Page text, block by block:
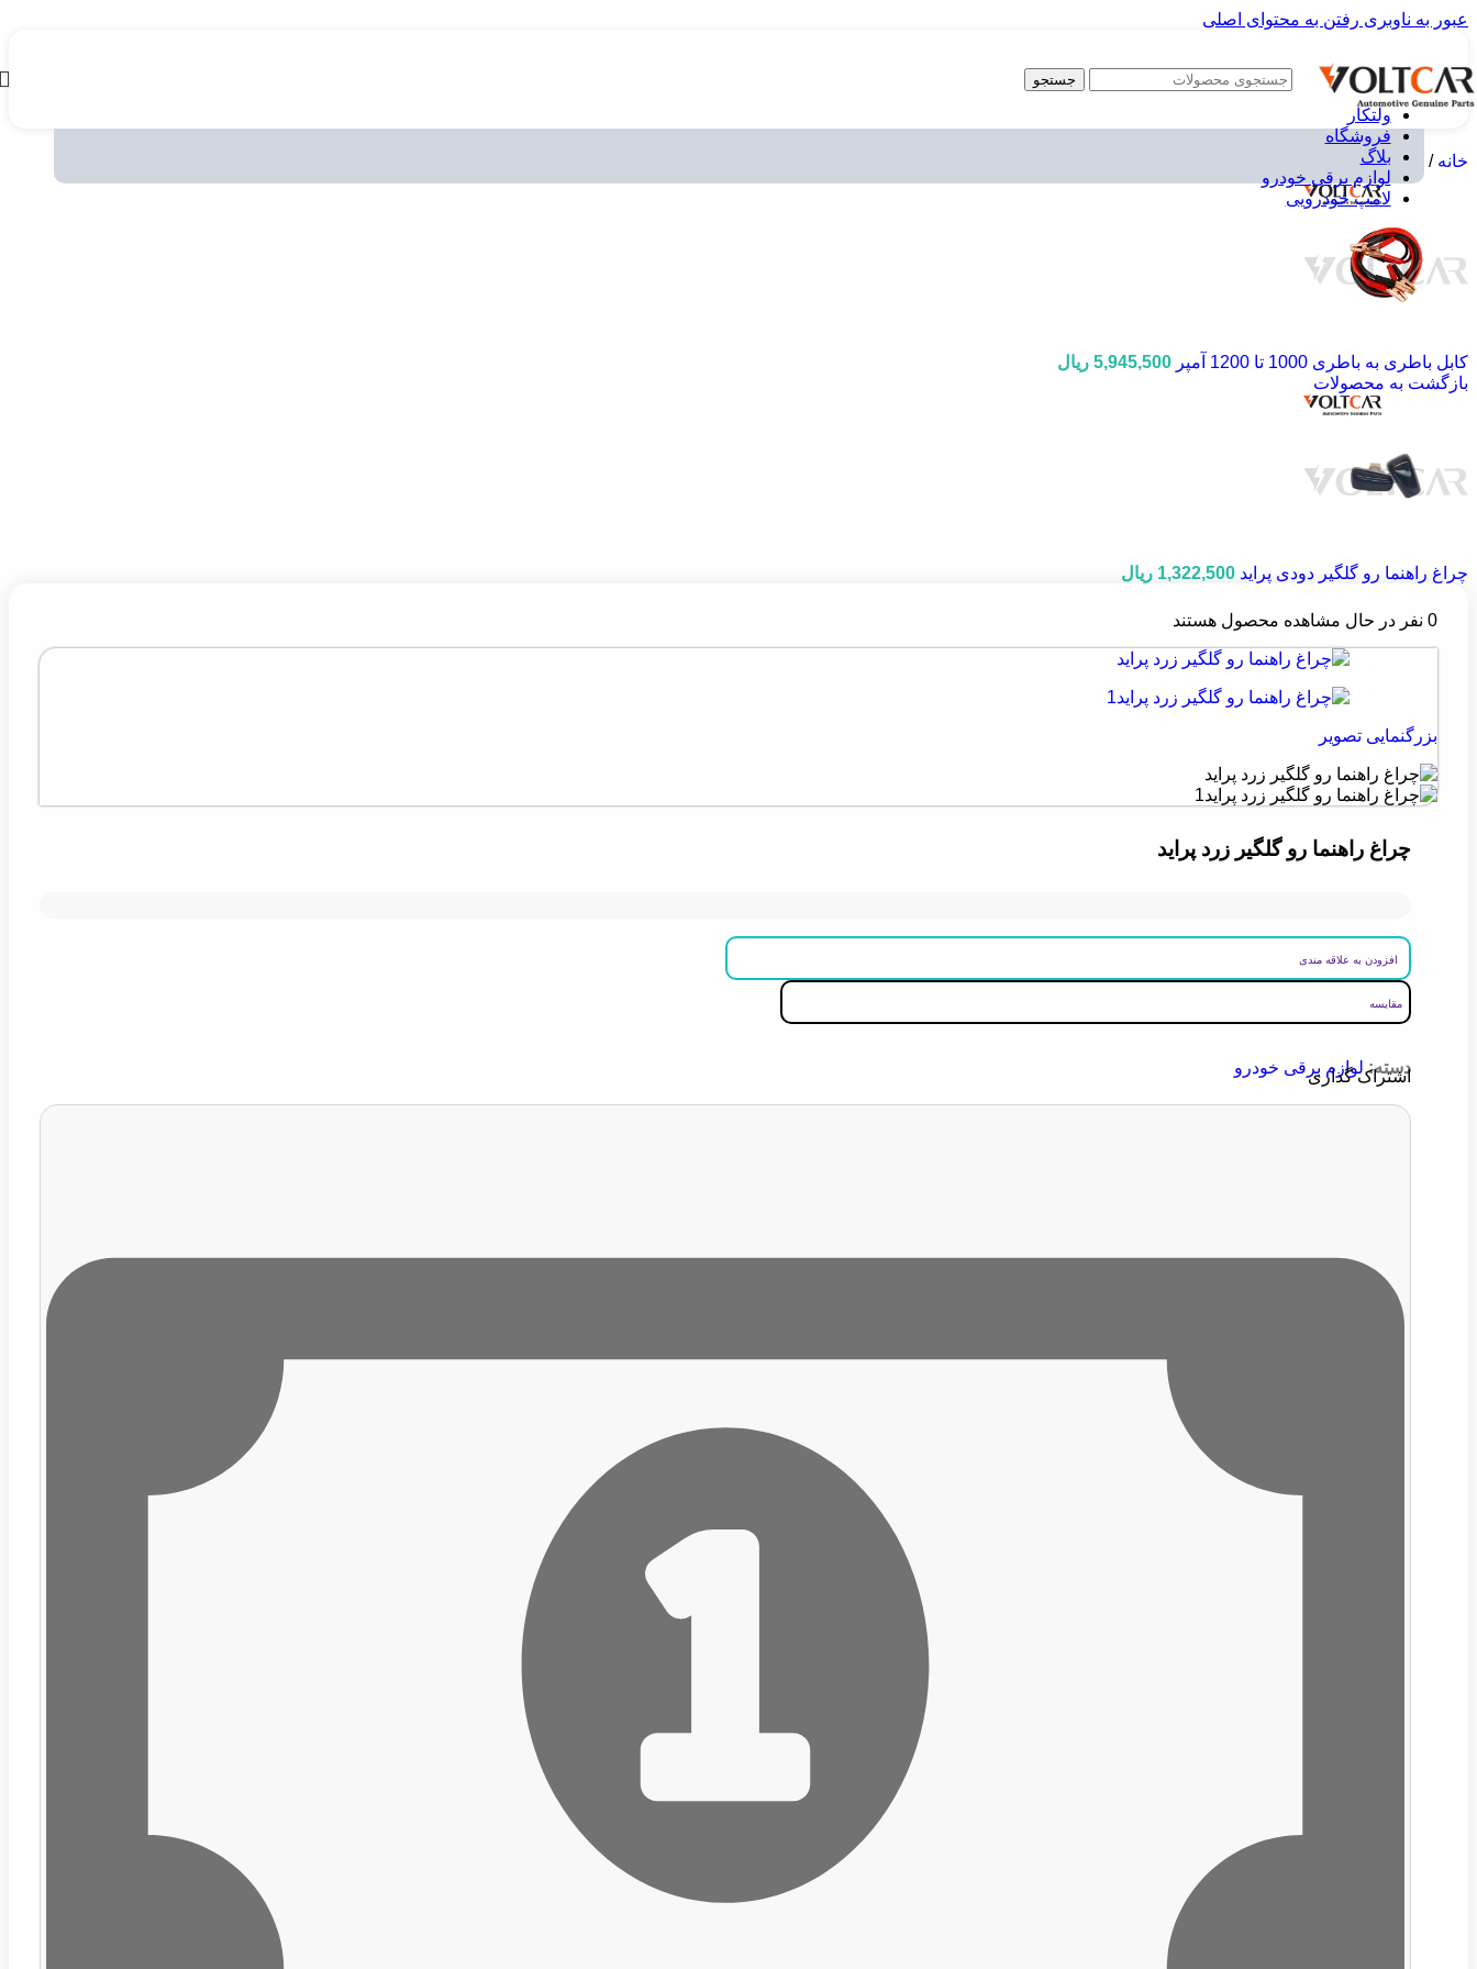
عبور به ناوبری رفتن به محتوای اصلی
جستجو
ولتکار
فروشگاه
بلاگ
لوازم برقی خودرو
لامپ خودرویی
خانه/ لوازم برقی خودرو
کابل باطری به باطری 1000 تا 1200 آمپر 5,945,500 ریال
بازگشت به محصولات
چراغ راهنما رو گلگیر دودی پراید 1,322,500 ریال
0 نفر در حال مشاهده محصول هستند
بزرگنمایی تصویر
چراغ راهنما رو گلگیر زرد پراید
افزودن به علاقه مندی
مقایسه
دسته: لوازم برقی خودرو
اشتراک گذاری